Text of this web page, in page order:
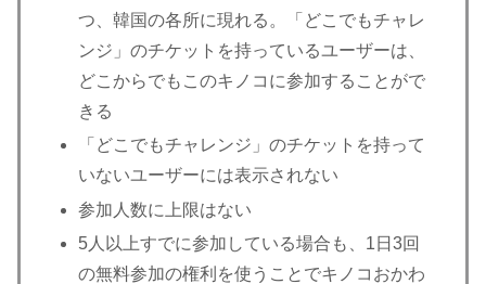
つ、韓国の各所に現れる。「どこでもチャレ
ンジ」のチケットを持っているユーザーは、
どこからでもこのキノコに参加することがで
きる
「どこでもチャレンジ」のチケットを持って
いないユーザーには表示されない
参加人数に上限はない
5人以上すでに参加している場合も、1日3回
の無料参加の権利を使うことでキノコおかわ